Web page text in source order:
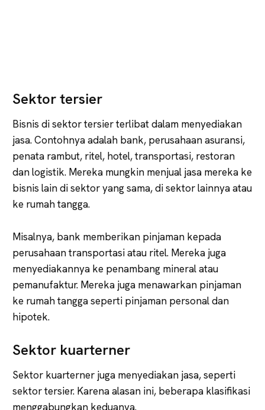
Sektor tersier
Bisnis di sektor tersier terlibat dalam menyediakan
jasa. Contohnya adalah bank, perusahaan asuransi,
penata rambut, ritel, hotel, transportasi, restoran
dan logistik. Mereka mungkin menjual jasa mereka ke
bisnis lain di sektor yang sama, di sektor lainnya atau
ke rumah tangga.
Misalnya, bank memberikan pinjaman kepada
perusahaan transportasi atau ritel. Mereka juga
menyediakannya ke penambang mineral atau
pemanufaktur. Mereka juga menawarkan pinjaman
ke rumah tangga seperti pinjaman personal dan
hipotek.
Sektor kuarterner
Sektor kuarterner juga menyediakan jasa, seperti
sektor tersier. Karena alasan ini, beberapa klasifikasi
menggabungkan keduanya.